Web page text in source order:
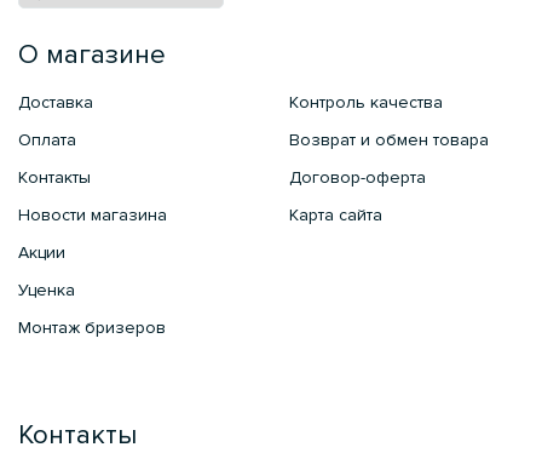
О магазине
Доставка
Оплата
Контакты
Новости магазина
Акции
Уценка
Монтаж бризеров
Контроль качества
Возврат и обмен товара
Договор-оферта
Карта сайта
Контакты